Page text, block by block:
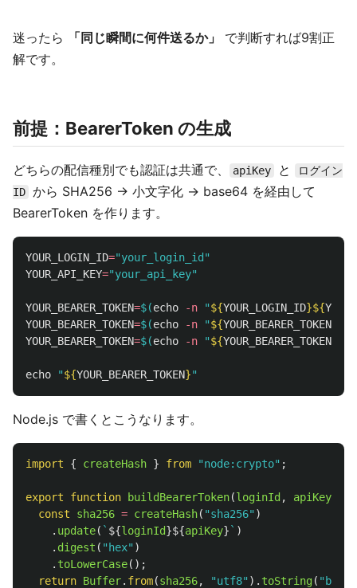
迷ったら 「同じ瞬間に何件送るか」
で判断すれば9割正
解です。
前提：BearerToken の生成
どちらの配信種別でも認証は共通で、 apiKey と
ログイン
ID から SHA256 → 小文字化 → base64 を経由して
BearerToken を作ります。
YOUR_LOGIN_ID="your_login_id"
YOUR_API_KEY="your_api_key"
YOUR_BEARER_TOKEN=$(echo -n "${YOUR_LOGIN_ID}${
YOUR_BEARER_TOKEN=$(echo -n "${YOUR_BEARER_TOKEN
YOUR_BEARER_TOKEN=$(echo -n "${YOUR_BEARER_TOKEN
echo "${YOUR_BEARER_TOKEN}"
Node.js で書くとこうなります。
import { createHash } from "node:crypto" ;
export function buildBearerToken(loginId , apiKey
const
sha256 = createHash( "sha256" )
. update( ` ${loginId}${apiKey} ` )
. digest ( " hex" )
. toLowerCase();
return Buffer. from(sha256, "utf8" ). toString( "